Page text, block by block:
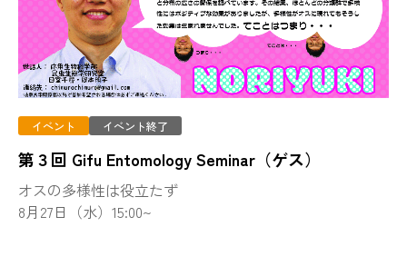
イベント イベント終了
第３回 Gifu Entomology Seminar（ゲス）
オスの多様性は役立たず
8月27日（水）15:00~